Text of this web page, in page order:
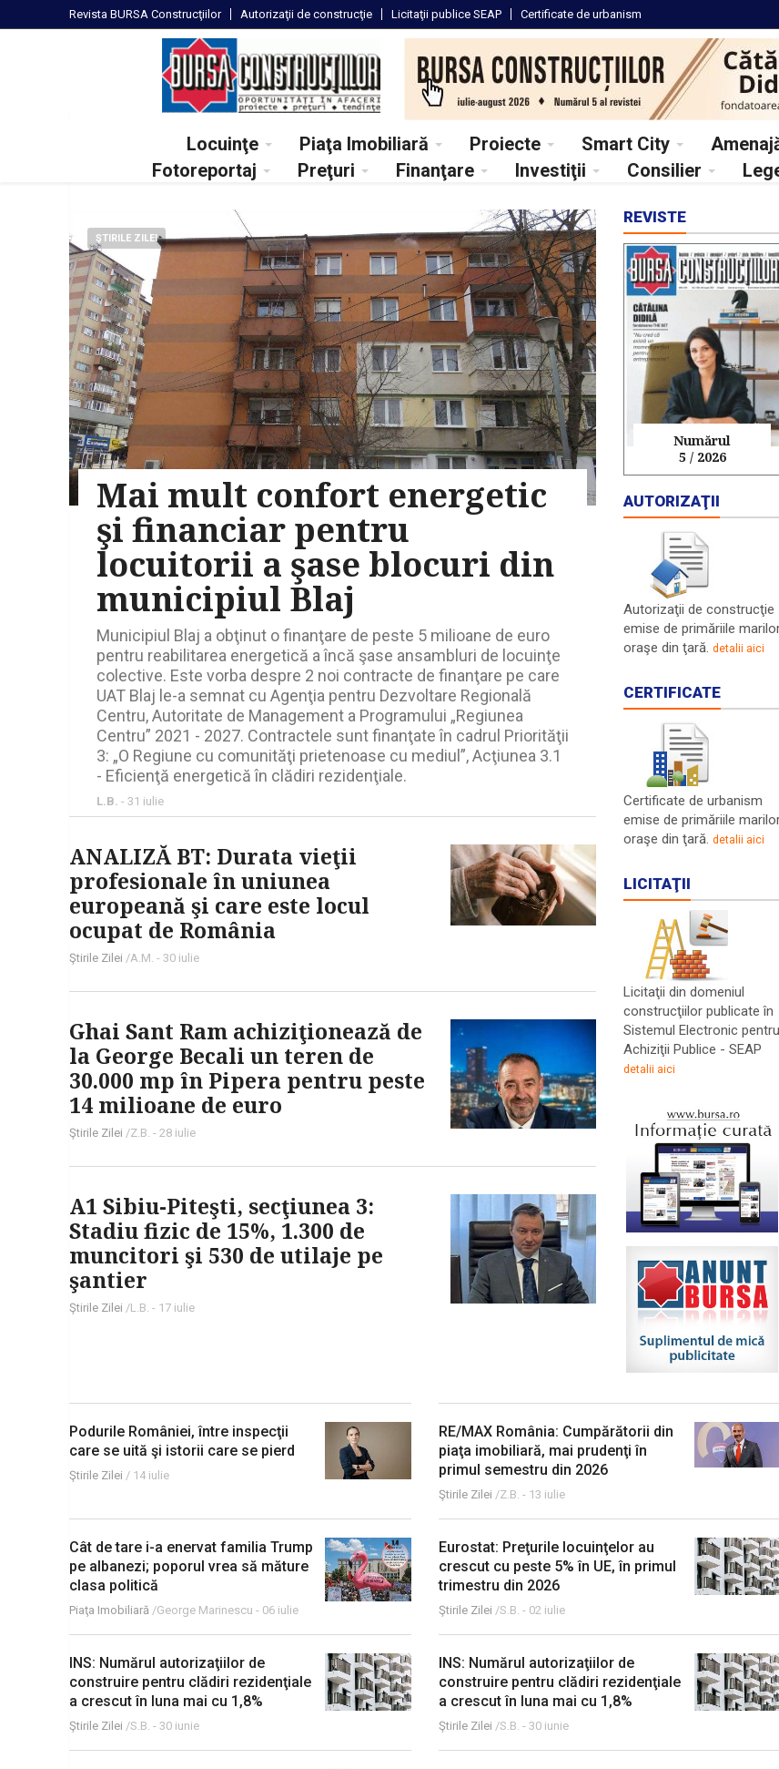
Revista BURSA Construcţiilor Autorizaţii de construcţie Licitaţii publice SEAP Certificate de urbanism
Locuinţe Piaţa Imobiliară Proiecte Smart City
Fotoreportaj
Preţuri Finanţare Investiţii Consilier
ŞTIRILE ZILEI
Mai mult confort energetic
şi financiar pentru
locuitorii a şase blocuri din
municipiul Blaj
Municipiul Blaj a obţinut o finanţare de peste 5 milioane de euro
pentru reabilitarea energetică a încă şase ansambluri de locuinţe
colective. Este vorba despre 2 noi contracte de finanţare pe care
UAT Blaj le-a semnat cu Agenţia pentru Dezvoltare Regională
Centru, Autoritate de Management a Programului „Regiunea
Centru” 2021 - 2027. Contractele sunt finanţate în cadrul Priorităţii
3: „O Regiune cu comunităţi prietenoase cu mediul”, Acţiunea 3.1
- Eficienţă energetică în clădiri rezidenţiale.
L.B. - 31 iulie
ANALIZĂ BT: Durata vieţii
profesionale în uniunea
europeană şi care este locul
ocupat de România
Ştirile Zilei /A.M. - 30 iulie
Ghai Sant Ram achiziţionează de
la George Becali un teren de
30.000 mp în Pipera pentru peste
14 milioane de euro
Ştirile Zilei /Z.B. - 28 iulie
A1 Sibiu-Piteşti, secţiunea 3:
Stadiu fizic de 15%, 1.300 de
muncitori şi 530 de utilaje pe
şantier
Ştirile Zilei /L.B. - 17 iulie
REVISTE
Numărul
5 / 2026
AUTORIZAŢII
Autorizaţii de construcţie
emise de primăriile
oraşe din ţară. detalii aici
CERTIFICATE
Certificate de urbanism
emise de primăriile
oraşe din ţară. detalii aici
LICITAŢII
Licitaţii din domeniul
construcţiilor publicate în
Sistemul Electronic pentru
Achiziţii Publice - SEAP
detalii aici
Podurile României, între inspecţii
care se uită şi istorii care se pierd
Ştirile Zilei / 14 iulie
RE/MAX România: Cumpărătorii din
piaţa imobiliară, mai prudenţi în
primul semestru din 2026
Ştirile Zilei /Z.B. - 13 iulie
Cât de tare i-a enervat familia Trump
pe albanezi; poporul vrea să măture
clasa politică
Piaţa Imobiliară /George Marinescu - 06 iulie
Eurostat: Preţurile locuinţelor au
crescut cu peste 5% în UE, în primul
trimestru din 2026
Ştirile Zilei /S.B. - 02 iulie
INS: Numărul autorizaţiilor de
construire pentru clădiri rezidenţiale
a crescut în luna mai cu 1,8%
Ştirile Zilei /S.B. - 30 iunie
INS: Numărul autorizaţiilor de
construire pentru clădiri rezidenţiale
a crescut în luna mai cu 1,8%
Ştirile Zilei /S.B. - 30 iunie